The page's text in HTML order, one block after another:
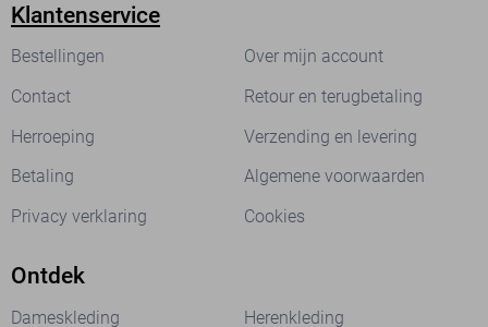
Klantenservice
Bestellingen
Over mijn account
Contact
Retour en terugbetaling
Herroeping
Verzending en levering
Betaling
Algemene voorwaarden
Privacy verklaring
Cookies
Ontdek
Dameskleding
Herenkleding